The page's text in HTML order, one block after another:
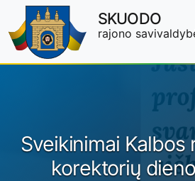
Skip to main content
SKUODO
rajono
Sveikinimai Kalbos
korektorių